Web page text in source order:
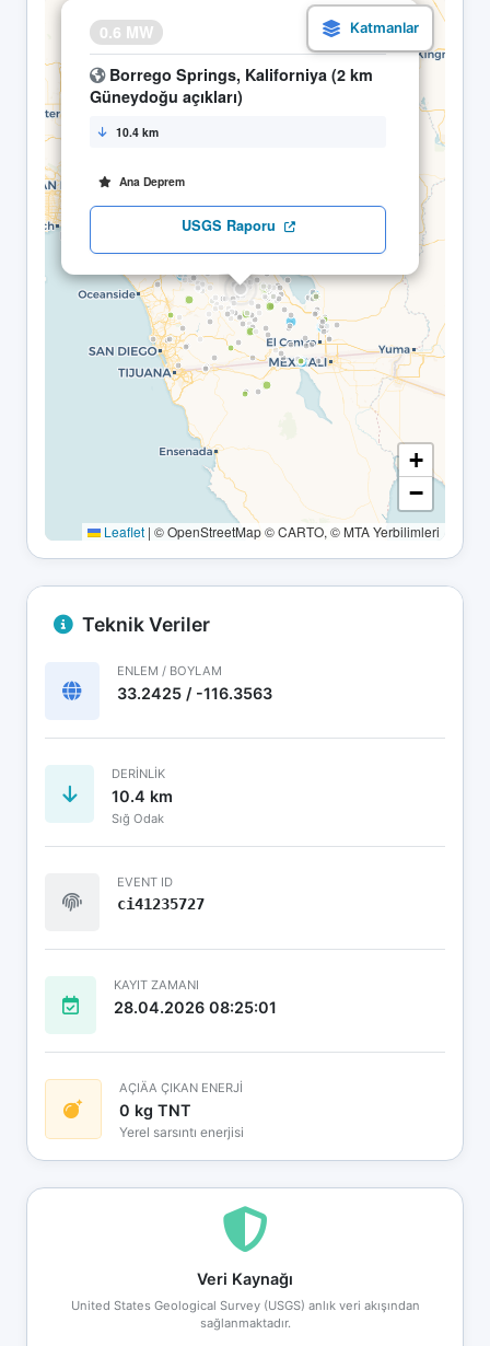
0.6 MW 28.04 11:20
Borrego Springs, Kaliforniya (2 km
Güneydoğu açıkları)
10.4 km
Ana Deprem
USGS Raporu
×
+
−
Leaflet | © OpenStreetMap © CARTO, © MTA Yerbilimleri
Teknik Veriler
ENLEM / BOYLAM
33.2425 / -116.3563
DERINLIK
10.4 km
Sığ Odak
EVENT ID
ci41235727
KAYIT ZAMANI
28.04.2026 08:25:01
AÇIÄA ÇIKAN ENERJİ
0 kg TNT
Yerel sarsıntı enerjisi
Veri Kaynağı
United States Geological Survey (USGS) anlık veri akışından
sağlanmaktadır.